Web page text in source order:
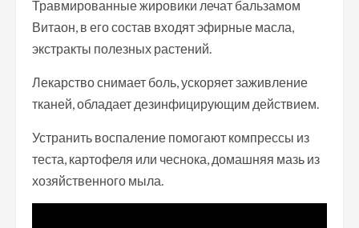
Травмированные жировики лечат бальзамом
Витаон, в его состав входят эфирные масла,
экстракты полезных растений.
Лекарство снимает боль, ускоряет заживление
тканей, обладает дезинфицирующим действием.
Устранить воспаление помогают компрессы из
теста, картофеля или чеснока, домашняя мазь из
хозяйственного мыла.